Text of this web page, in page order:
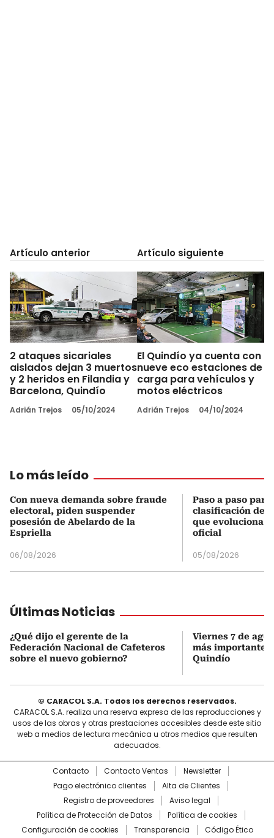
Artículo anterior
2 ataques sicariales
aislados dejan 3 muertos
y 2 heridos en Filandia y
Barcelona, Quindío
Adrián Trejos 05/10/2024
Artículo siguiente
El Quindío ya cuenta con
nueve eco estaciones de
carga para vehículos y
motos eléctricos
Adrián Trejos 04/10/2024
Lo más leído
Con nueva demanda sobre fraude
electoral, piden suspender
posesión de Abelardo de la
Espriella
06/08/2026
Paso a paso
clasificación del
que evoluciona
oficial
05/08/2026
Últimas Noticias
¿Qué dijo el gerente de la
Federación Nacional de Cafeteros
sobre el nuevo gobierno?
Viernes 7 de
más importantes
Quindío
© CARACOL S.A. Todos los derechos reservados.
CARACOL S.A. realiza una reserva expresa de las reproducciones y
usos de las obras y otras prestaciones accesibles desde este sitio
web a medios de lectura mecánica u otros medios que resulten
adecuados.
Contacto Contacto Ventas
Newsletter
Pago electrónico clientes
Alta de Clientes
Registro de proveedores
Aviso legal
Política de Protección de Datos
Política de cookies
Configuración de cookies
Transparencia Código Ético